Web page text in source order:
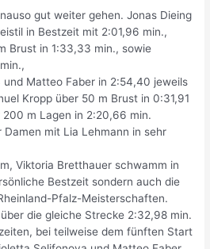
gut weiter gehen. Jonas Dieing
in Bestzeit mit 2:01,96 min.,
Brust in 1:33,33 min., sowie
Matteo Faber in 2:54,40 jeweils
Kropp über 50 m Brust in 0:31,91
200 m Lagen in 2:20,66 min.
Damen mit Lia Lehmann in sehr
Viktoria Bretthauer schwamm in
Bestzeit sondern auch die
Pfalz-Meisterschaften.
die gleiche Strecke 2:32,98 min.
bei teilweise dem fünften Start